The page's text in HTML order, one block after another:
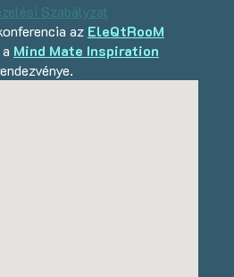
Szabályzat
az EleQtRooM
Mind Mate Inspiration